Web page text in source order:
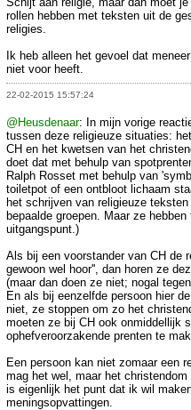
rollen hebben met teksten uit de
religies.
Ik heb alleen het gevoel dat
niet voor heeft.
22-02-2015 15:57:24
@Heusdenaar: In mijn vorige
tussen deze religieuze situaties:
CH en het kwetsen van het
doet dat met behulp van
Ralph Rosset met behulp van
toiletpot of een ontbloot lichaam
het schrijven van religieuze
bepaalde groepen. Maar ze
uitgangspunt.)
Als bij een voorstander van CH de
gewoon wel hoor'', dan horen ze
(maar dan doen ze niet; nogal
En als bij eenzelfde persoon hier
niet, ze stoppen om zo het
moeten ze bij CH ook onmiddellijk
ophefveroorzakende prenten te
Een persoon kan niet zomaar een
mag het wel, maar het
is eigenlijk het punt dat ik wil
meningsopvattingen.